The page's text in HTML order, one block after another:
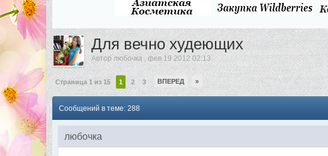
Для вечно худеющих
Авторлюбочка ,фев 19 2012 02:13
Страница 1 из 15 1 2 3 ВПЕРЕД »
Сообщений в теме: 288
любочка